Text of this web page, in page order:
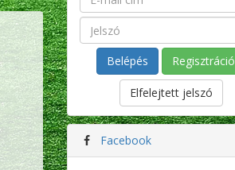
Regisztráció
Elfelejtett jelszó
Facebook